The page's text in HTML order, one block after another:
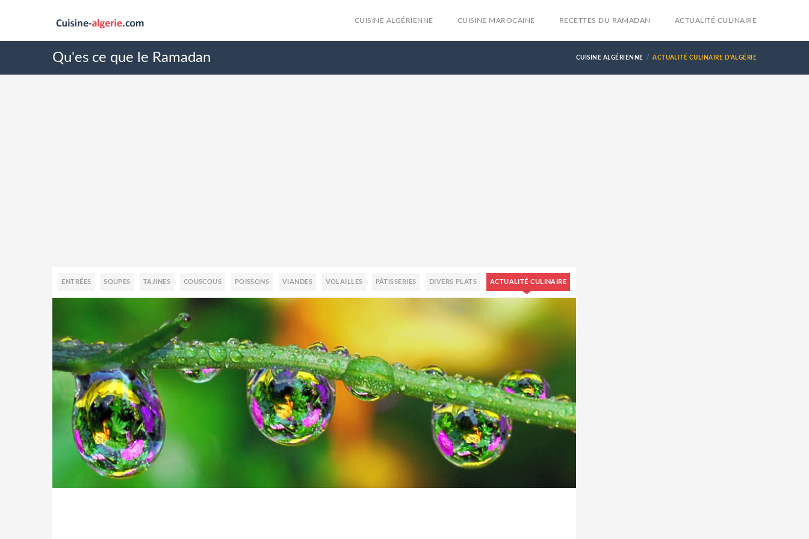
CUISINE ALGÉRIENNE CUISINE MAROCAINE RECETTES DU RAMADAN ACTUALITÉ CULINAIRE
Qu'es ce que le Ramadan CUISINE ALGÉRIENNE ACTUALITÉ CULINAIRE D'ALGÉRIE
ENTRÉES SOUPES TAJINES COUSCOUS POISSONS VIANDES VOLAILLES PÂTISSERIES DIVERS PLATS ACTUALITÉ CULINAIRE